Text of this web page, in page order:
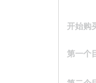
开始购
第一个